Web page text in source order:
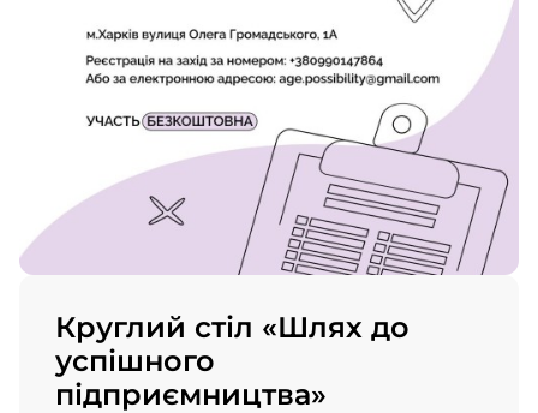
Круглий стіл «Шлях до
успішного
підприємництва»